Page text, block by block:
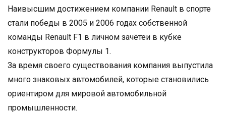
Наивысшим достижением компании Renault в спорте
стали победы в 2005 и 2006 годах собственной
команды Renault F1 в личном зачётеи в кубке
конструкторов Формулы 1.
За время своего существования компания выпустила
много знаковых автомобилей, которые становились
ориентиром для мировой автомобильной
промышленности.